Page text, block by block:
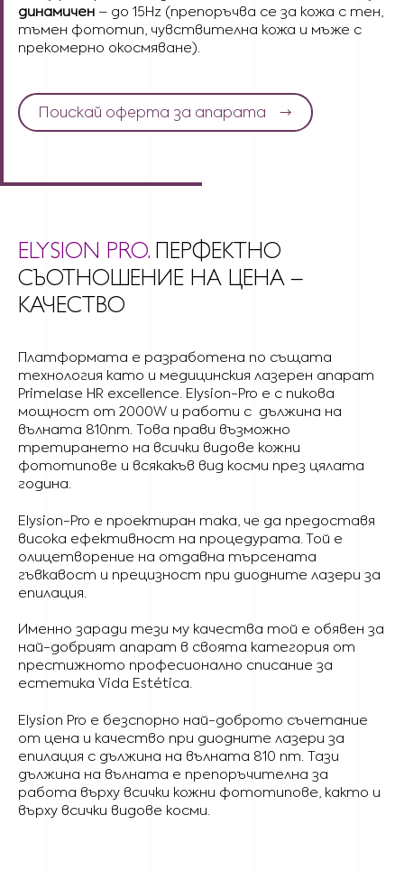
динамичен – до 15Hz (препоръчва се за кожа с тен,
тъмен фототип, чувствителна кожа и мъже с
прекомерно окосмяване).
Поискай оферта за апарата
ELYSION PRO.ПЕРФЕКТНО
СЪОТНОШЕНИЕ НА ЦЕНА –
КАЧЕСТВО
Платформата е разработена по същата
технология като и медицинския лазерен апарат
Primelase HR excellence. Elysion-Pro е с пикова
мощност от 2000W и работи с дължина на
вълната 810nm. Това прави възможно
третирането на всички видове кожни
фототипове и всякакъв вид косми през цялата
година.
Elysion-Pro е проектиран така, че да предоставя
висока ефективност на процедурата. Той е
олицетворение на отдавна търсената
гъвкавост и прецизност при диодните лазери за
епилация.
Именно заради тези му качества той е обявен за
най-добрият апарат в своята категория от
престижното професионално списание за
естетика Vida Estética.
Elysion Pro е безспорно най-доброто съчетание
от цена и качество при диодните лазери за
епилация с дължина на вълната 810 nm. Тази
дължина на вълната е препоръчителна за
работа върху всички кожни фототипове, както и
върху всички видове косми.